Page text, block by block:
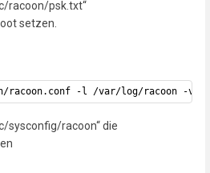
racoon/psk.txt“
setzen.
racoon.conf -l /var/log/racoon -v"
sysconfig/racoon“ die